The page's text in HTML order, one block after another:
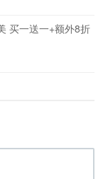
买一送一+额外8折